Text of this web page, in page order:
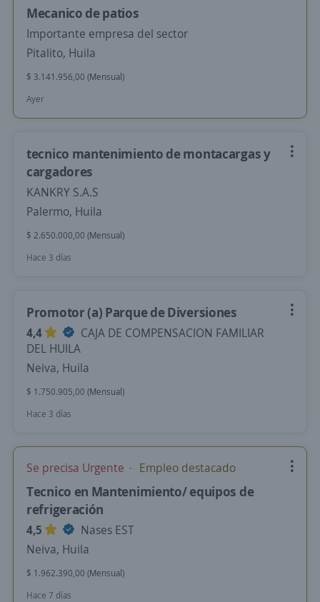
Mecanico de patios
Importante empresa del sector
Pitalito, Huila
$ 3.141.956,00 (Mensual)
Ayer
tecnico mantenimiento de montacargas y
cargadores
KANKRY S.A.S
Palermo, Huila
$ 2.650.000,00 (Mensual)
Hace 3 días
Promotor (a) Parque de Diversiones
4,4
CAJA DE COMPENSACION FAMILIAR
DEL HUILA
Neiva, Huila
$ 1.750.905,00 (Mensual)
Hace 3 días
Se precisa Urgente Empleo destacado
Tecnico en Mantenimiento/ equipos de
refrigeración
4,5
Nases EST
Neiva, Huila
$ 1.962.390,00 (Mensual)
Hace 7 días